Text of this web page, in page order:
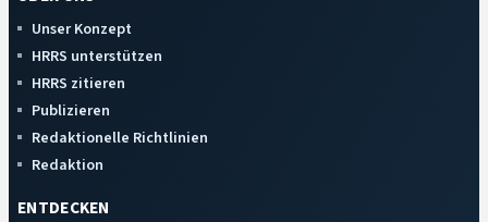
Unser Konzept
HRRS unterstützen
HRRS zitieren
Publizieren
Redaktionelle Richtlinien
Redaktion
ENTDECKEN